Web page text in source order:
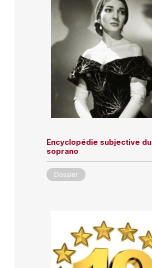
Encyclopédie subjective du
soprano
Dossier